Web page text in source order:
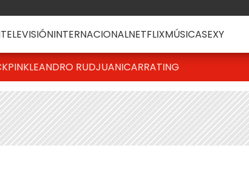
TELEVISIÓNINTERNACIONALNETFLIXMÚSICASEXY
LEANDRO RUDJUANICARRATING